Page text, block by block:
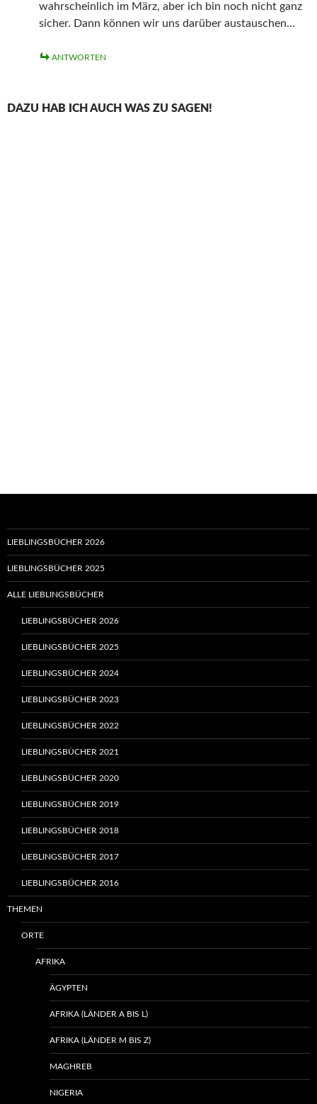
wahrscheinlich im März, aber ich bin noch nicht ganz
sicher. Dann können wir uns darüber austauschen…
ANTWORTEN
DAZU HAB ICH AUCH WAS ZU SAGEN!
LIEBLINGSBÜCHER 2026
LIEBLINGSBÜCHER 2025
ALLE LIEBLINGSBÜCHER
LIEBLINGSBÜCHER 2026
LIEBLINGSBÜCHER 2025
LIEBLINGSBÜCHER 2024
LIEBLINGSBÜCHER 2023
LIEBLINGSBÜCHER 2022
LIEBLINGSBÜCHER 2021
LIEBLINGSBÜCHER 2020
LIEBLINGSBÜCHER 2019
LIEBLINGSBÜCHER 2018
LIEBLINGSBÜCHER 2017
LIEBLINGSBÜCHER 2016
THEMEN
ORTE
AFRIKA
ÄGYPTEN
AFRIKA (LÄNDER A BIS L)
AFRIKA (LÄNDER M BIS Z)
MAGHREB
NIGERIA